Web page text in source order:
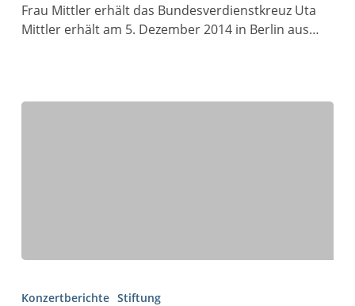
Frau Mittler erhält das Bundesverdienstkreuz Uta
Mittler erhält am 5. Dezember 2014 in Berlin aus…
Konzertberichte Stiftung